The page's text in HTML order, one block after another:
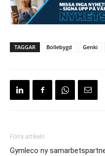
TAGGAR Bollebygd Genki
Förra artikeln
Gymleco ny